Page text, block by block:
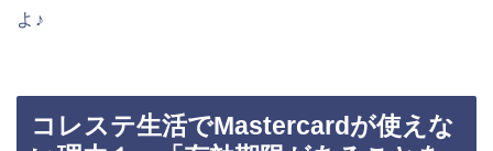
よ♪
コレステ生活でMastercardが使えな